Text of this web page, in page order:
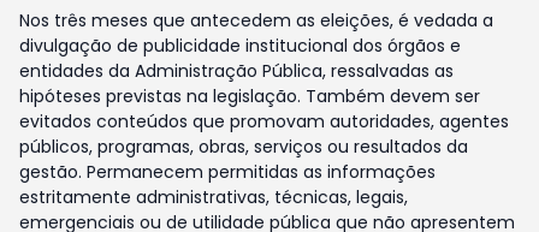
Nos três meses que antecedem as eleições, é vedada a
divulgação de publicidade institucional dos órgãos e
entidades da Administração Pública, ressalvadas as
hipóteses previstas na legislação. Também devem ser
evitados conteúdos que promovam autoridades, agentes
públicos, programas, obras, serviços ou resultados da
gestão. Permanecem permitidas as informações
estritamente administrativas, técnicas, legais,
emergenciais ou de utilidade pública que não apresentem